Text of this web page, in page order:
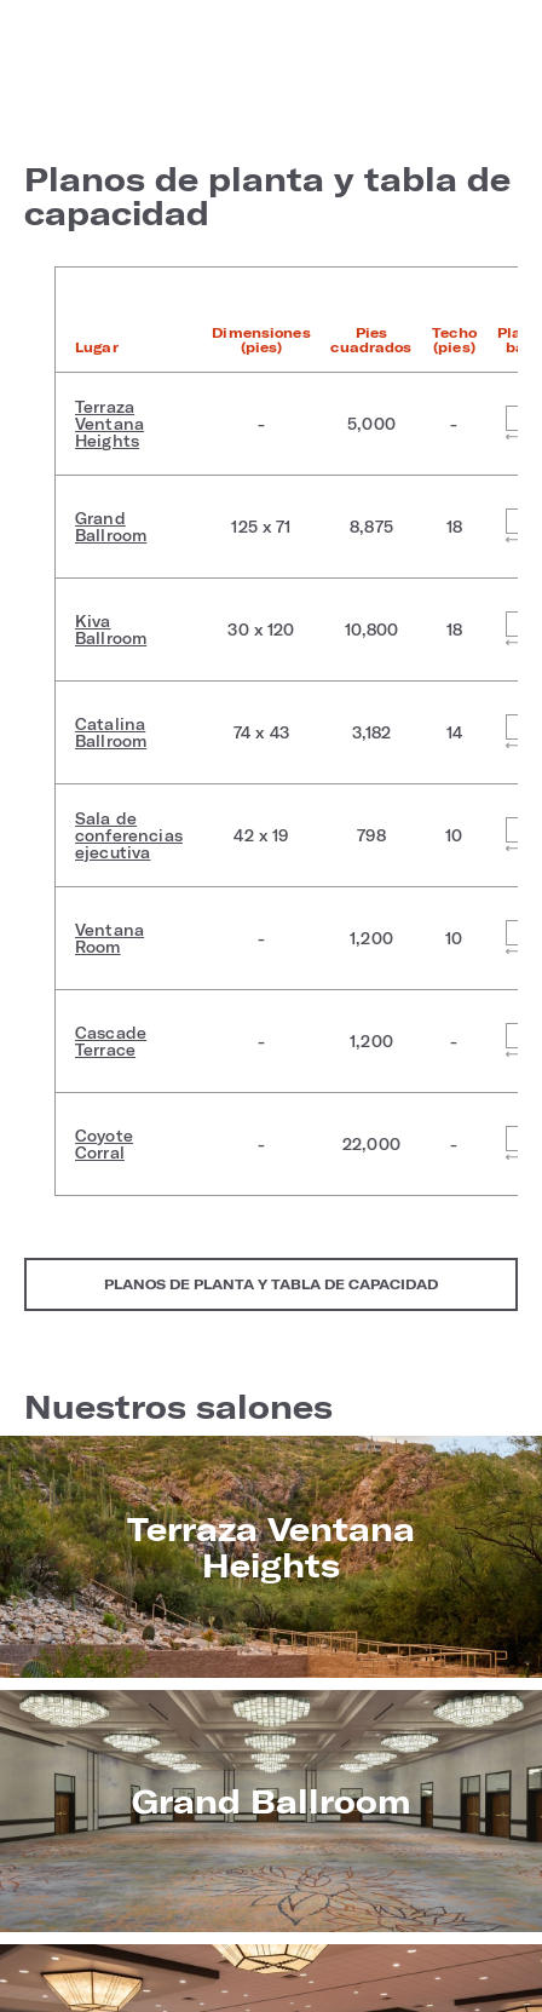
Planos de planta y tabla de
capacidad
Lugar
Dimensiones
(pies)
Pies
cuadrados
Techo
(pies)
baja
Terraza
Ventana
Heights
- 5,000 -
Grand
Ballroom
125 x 71 8,875 18
Kiva
Ballroom
30 x 120 10,800 18
Catalina
Ballroom
74 x 43 3,182 14
Sala de
conferencias
ejecutiva
42 x 19 798 10
Ventana
Room
- 1,200 10
Cascade
Terrace
- 1,200 -
Coyote
Corral
- 22,000 -
PLANOS DE PLANTA Y TABLA DE CAPACIDAD
Nuestros salones
Terraza Ventana
Heights
Grand Ballroom